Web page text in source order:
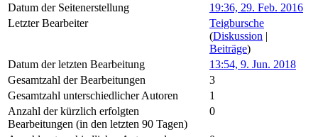
Datum der Seitenerstellung
19:36, 29. Feb. 2016
Letzter Bearbeiter
Teigbursche
(Diskussion |
Beiträge)
Datum der letzten Bearbeitung
13:54, 9. Jun. 2018
Gesamtzahl der Bearbeitungen
3
Gesamtzahl unterschiedlicher Autoren
1
Anzahl der kürzlich erfolgten
Bearbeitungen (in den letzten 90 Tagen)
0